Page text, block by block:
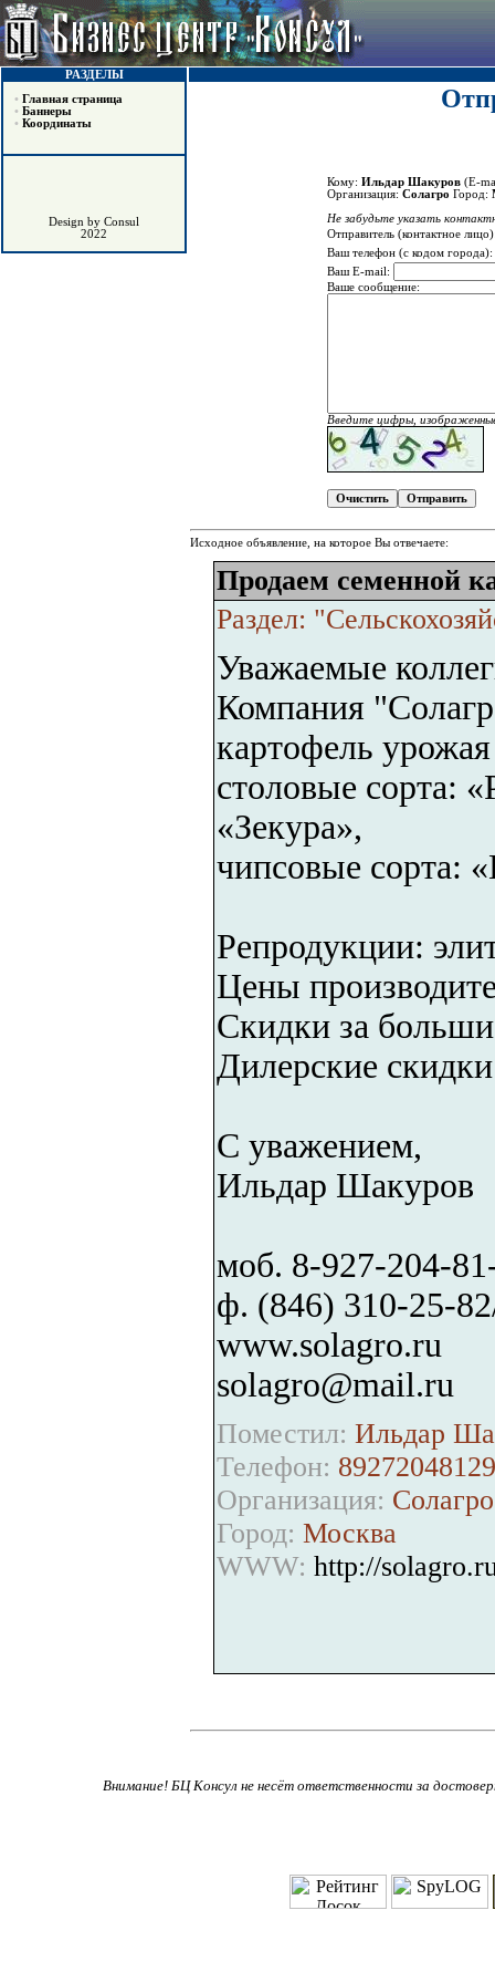
РАЗДЕЛЫ
• Главная страница
• Баннеры
• Координаты
Design by Consul
2022
Кому: Ильдар Шакуров (E-
Организация: Солагро Город:
Не забудьте указать
Отправитель (контактное
Ваш телефон (с кодом города):
Ваш E-mail:
Ваше сообщение:
Введите цифры,
Исходное объявление, на которое Вы отвечаете:
Продаем семенной
Раздел:
Уважаемые
Компания
картофель
столовые сорта:
«Зекура»,
чипсовые сорта:
Репродукции:
Цены
Скидки за
Дилерские
С уважением,
Ильдар Шакуров
моб. 8-927-204-
ф. (846) 310-25-
www.solagro.ru
solagro@mail.ru
Поместил: Ильдар
Телефон: 89272048129
Организация: Солагро
Город: Москва
WWW: http://
Внимание! БЦ Консул не несёт ответственности за